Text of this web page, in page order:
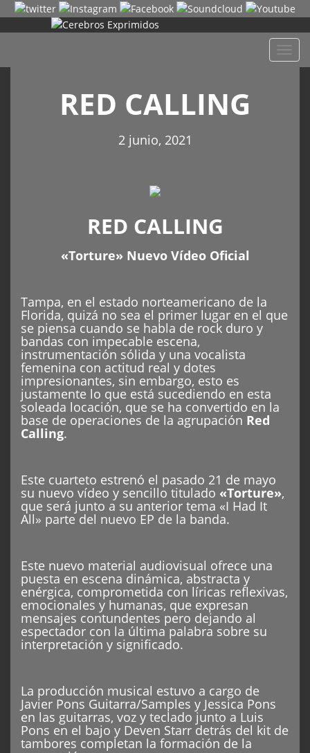
RED CALLING
2 junio, 2021
RED CALLING
«Torture» Nuevo Vídeo Oficial
Tampa, en el estado norteamericano de la
Florida, quizá no sea el primer lugar en el que
se piensa cuando se habla de rock duro y
bandas con impecable escena,
instrumentación sólida y una vocalista
femenina con actitud real y dotes
impresionantes, sin embargo, esto es
justamente lo que está sucediendo en esta
soleada locación, que se ha convertido en la
base de operaciones de la agrupación Red
Calling.
Este cuarteto estrenó el pasado 21 de mayo
su nuevo vídeo y sencillo titulado «Torture»,
que será junto a su anterior tema «I Had It
All» parte del nuevo EP de la banda.
Este nuevo material audiovisual ofrece una
puesta en escena dinámica, abstracta y
enérgica, comprometida con líricas reflexivas,
emocionales y humanas, que expresan
mensajes contundentes pero dejando al
espectador con la última palabra sobre su
interpretación y significado.
La producción musical estuvo a cargo de
Javier Pons Guitarra/Samples y Jessica Pons
en las guitarras, voz y teclado junto a Luis
Pons en el bajo y Deven Starr detrás del kit de
tambores completan la formación de la